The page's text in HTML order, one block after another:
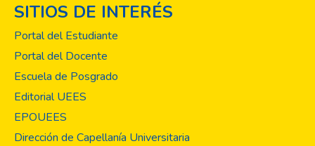
SITIOS DE INTERÉS
Portal del Estudiante
Portal del Docente
Escuela de Posgrado
Editorial UEES
EPOUEES
Dirección de Capellanía Universitaria